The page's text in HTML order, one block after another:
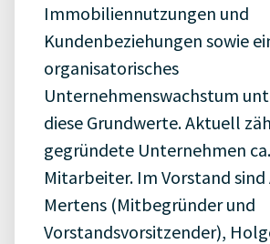
Immobiliennutzungen und
Kundenbeziehungen sowie
organisatorisches
Unternehmenswachstum
diese Grundwerte. Aktuell
gegründete Unternehmen
Mitarbeiter. Im Vorstand
Mertens (Mitbegründer und
Vorstandsvorsitzender),